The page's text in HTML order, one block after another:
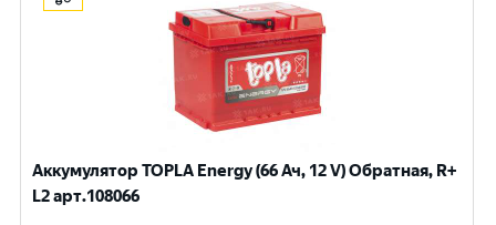
Аккумулятор TOPLA Energy (66 Ач, 12 V) Обратная, R+
L2 арт.108066